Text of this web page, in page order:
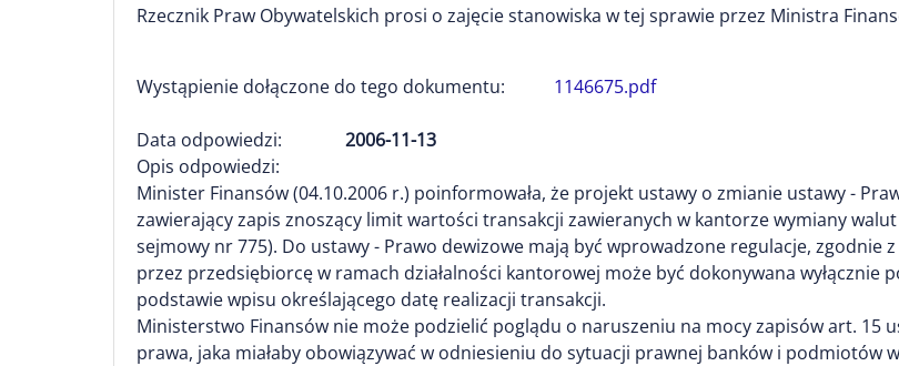
Rzecznik Praw Obywatelskich prosi o zajęcie stanowiska w tej sprawie przez Ministra
Wystąpienie dołączone do tego dokumentu: 1146675.pdf
Data odpowiedzi:
2006-11-13
Opis odpowiedzi:
Minister Finansów (04.10.2006 r.) poinformowała, że projekt ustawy o zmianie ustawy -
zawierający zapis znoszący limit wartości transakcji zawieranych w kantorze wymiany
sejmowy nr 775). Do ustawy - Prawo dewizowe mają być wprowadzone regulacje,
przez przedsiębiorcę w ramach działalności kantorowej może być dokonywana
podstawie wpisu określającego datę realizacji transakcji.
Ministerstwo Finansów nie może podzielić poglądu o naruszeniu na mocy zapisów art. 15
prawa, jaka miałaby obowiązywać w odniesieniu do sytuacji prawnej banków i podmiotów